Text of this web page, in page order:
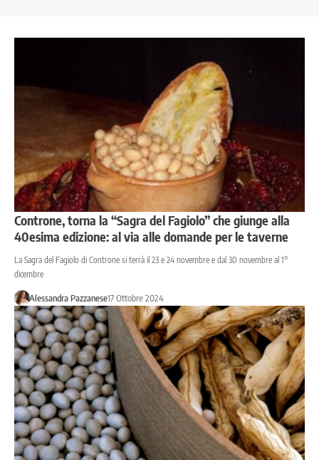
Controne, torna la “Sagra del Fagiolo” che giunge alla
40esima edizione: al via alle domande per le taverne
La Sagra del Fagiolo di Controne si terrà il 23 e 24 novembre e dal 30 novembre al 1°
dicembre
Alessandra Pazzanese17 Ottobre 2024